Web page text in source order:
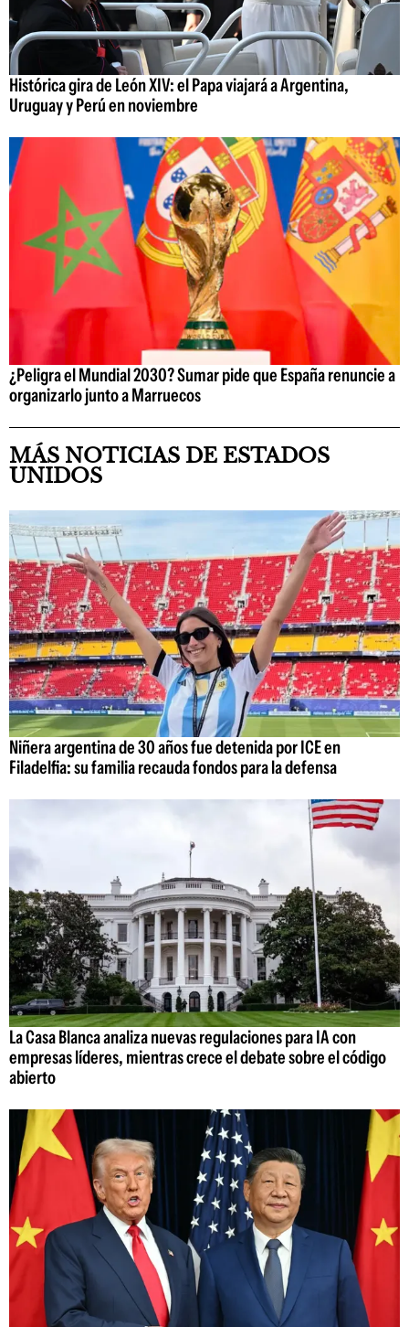
Histórica gira de León XIV: el Papa viajará a Argentina,
Uruguay y Perú en noviembre
¿Peligra el Mundial 2030? Sumar pide que España renuncie a
organizarlo junto a Marruecos
MÁS NOTICIAS DE ESTADOS
UNIDOS
Niñera argentina de 30 años fue detenida por ICE en
Filadelfia: su familia recauda fondos para la defensa
La Casa Blanca analiza nuevas regulaciones para IA con
empresas líderes, mientras crece el debate sobre el código
abierto